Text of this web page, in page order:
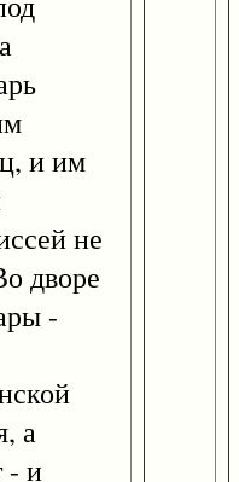
и им
не
дворе
-
а
- и